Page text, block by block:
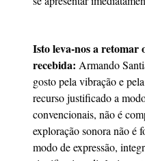
Isto leva-nos a retomar
recebida: Armando
gosto pela vibração e
recurso justificado a
convencionais, não é
exploração sonora não é
modo de expressão,